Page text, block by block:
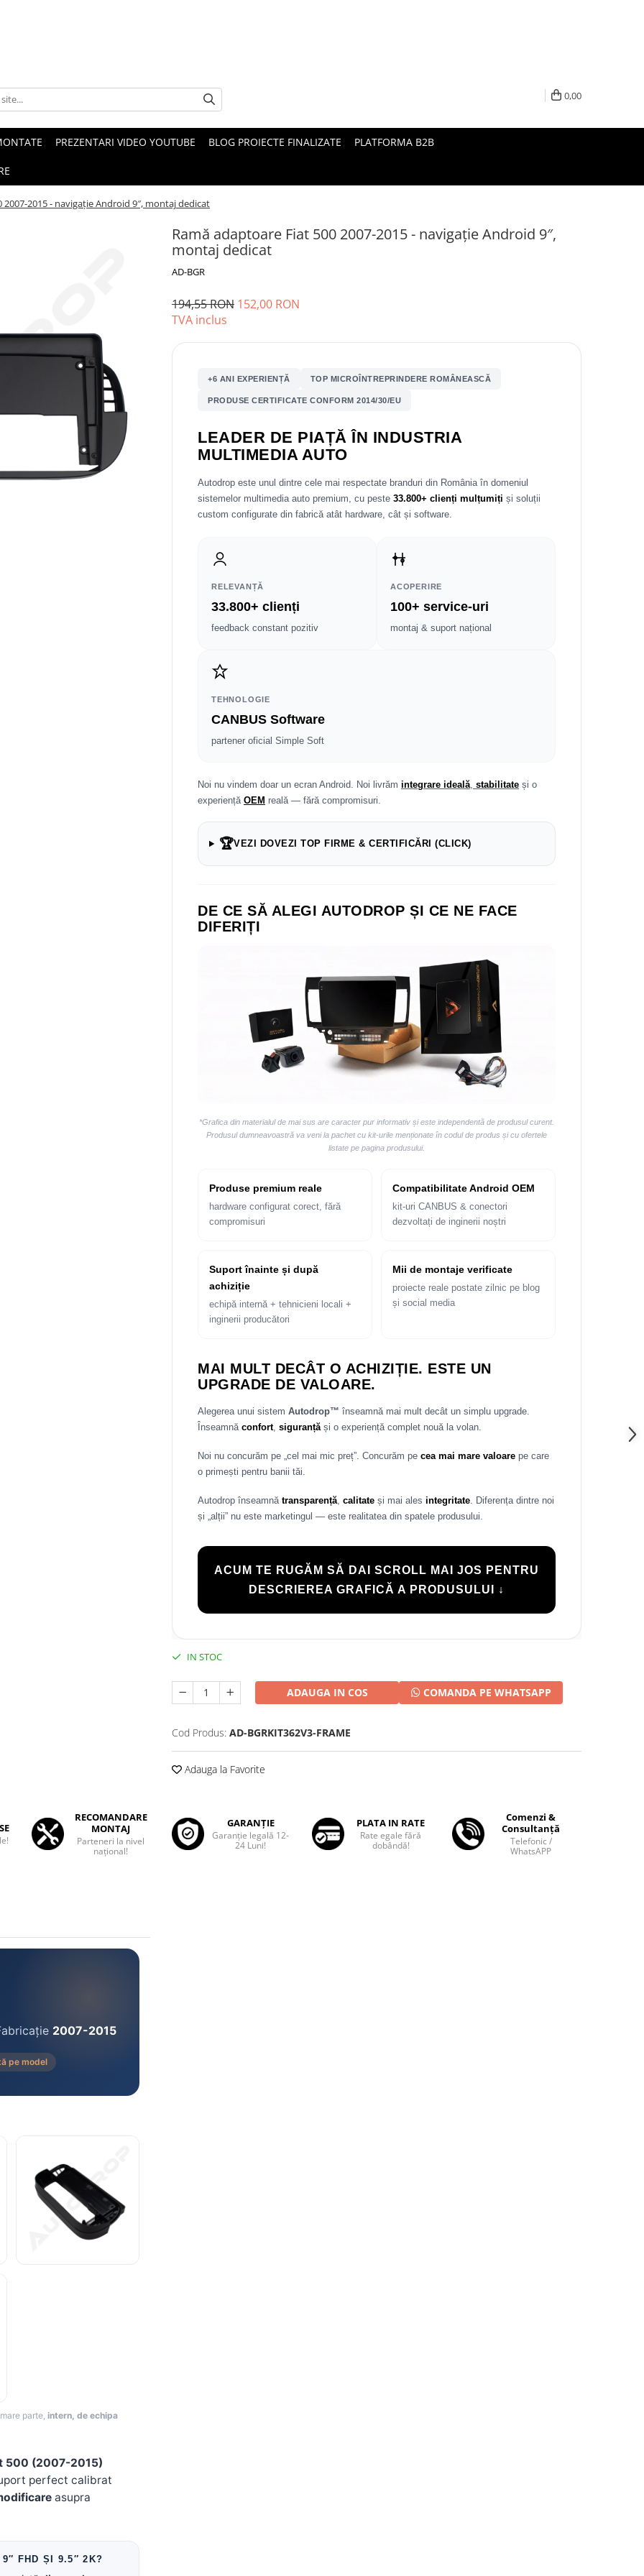
0,00
PREZENTARI VIDEO YOUTUBE BLOG PROIECTE FINALIZATE PLATFORMA B2B
2007-2015 - navigație Android 9″, montaj dedicat
Ramă adaptoare Fiat 500 2007-2015 - navigație Android 9″,
montaj dedicat
AD-BGR
194,55 RON 152,00 RON
TVA inclus
+6 ANI EXPERIENȚĂ TOP MICROÎNTREPRINDERE ROMÂNEASCĂ
PRODUSE CERTIFICATE CONFORM 2014/30/EU
LEADER DE PIAȚĂ ÎN INDUSTRIA
MULTIMEDIA AUTO
Autodrop este unul dintre cele mai respectate branduri din România în domeniul
sistemelor multimedia auto premium, cu peste 33.800+ clienți mulțumiți și soluții
custom configurate din fabrică atât hardware, cât și software.
RELEVANȚĂ
33.800+ clienți
feedback constant pozitiv
ACOPERIRE
100+ service-uri
montaj & suport național
TEHNOLOGIE
CANBUS Software
partener oficial Simple Soft
Noi nu vindem doar un ecran Android. Noi livrăm integrare ideală, stabilitate și o
experiență OEM reală — fără compromisuri.
🏆VEZI DOVEZI TOP FIRME & CERTIFICĂRI (CLICK)
DE CE SĂ ALEGI AUTODROP ȘI CE NE FACE
DIFERIȚI
*Grafica din materialul de mai sus are caracter pur informativ și este independentă de produsul curent.
Produsul dumneavoastră va veni la pachet cu kit-urile menționate în codul de produs și cu ofertele
listate pe pagina produsului.
Produse premium reale
hardware configurat corect, fără
compromisuri
Compatibilitate Android OEM
kit-uri CANBUS & conectori
dezvoltați de inginerii noștri
Suport înainte și după
achiziție
echipă internă + tehnicieni locali +
inginerii producători
Mii de montaje verificate
proiecte reale postate zilnic pe blog
și social media
MAI MULT DECÂT O ACHIZIȚIE. ESTE UN
UPGRADE DE VALOARE.
Alegerea unui sistem Autodrop™ înseamnă mai mult decât un simplu upgrade.
Înseamnă confort, siguranțăși o experiență complet nouă la volan.
Noi nu concurăm pe „cel mai mic preț”. Concurăm pe cea mai mare valoare pe care
o primești pentru banii tăi.
Autodrop înseamnă transparență, calitate și mai ales integritate. Diferența dintre noi
și „alții” nu este marketingul — este realitatea din spatele produsului.
ACUM TE RUGĂM SĂ DAI SCROLL MAI JOS PENTRU
DESCRIEREA GRAFICĂ A PRODUSULUI ↓
IN STOC
ADAUGA IN COS COMANDA PE WHATSAPP
Cod Produs: AD-BGRKIT362V3-FRAME
Adauga la Favorite
RECOMANDARE
MONTAJ
Parteneri la nivel
național!
GARANȚIE
Garanţie legală 12-
24 Luni!
PLATA IN RATE
Rate egale fără
dobândă!
Comenzi &
Consultanță
Telefonic /
WhatsAPP
2007-2015
pe model
parte, intern, de echipa
500 (2007-2015)
perfect calibrat
asupra
9″ FHD ȘI 9.5″ 2K?